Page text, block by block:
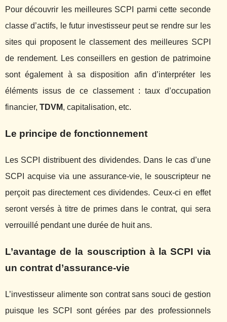
Pour découvrir les meilleures SCPI parmi cette seconde
classe d’actifs, le futur investisseur peut se rendre sur les
sites qui proposent le classement des meilleures SCPI
de rendement. Les conseillers en gestion de patrimoine
sont également à sa disposition afin d’interpréter les
éléments issus de ce classement : taux d’occupation
financier, TDVM, capitalisation, etc.
Le principe de fonctionnement
Les SCPI distribuent des dividendes. Dans le cas d’une
SCPI acquise via une assurance-vie, le souscripteur ne
perçoit pas directement ces dividendes. Ceux-ci en effet
seront versés à titre de primes dans le contrat, qui sera
verrouillé pendant une durée de huit ans.
L’avantage de la souscription à la SCPI via
un contrat d’assurance-vie
L’investisseur alimente son contrat sans souci de gestion
puisque les SCPI sont gérées par des professionnels